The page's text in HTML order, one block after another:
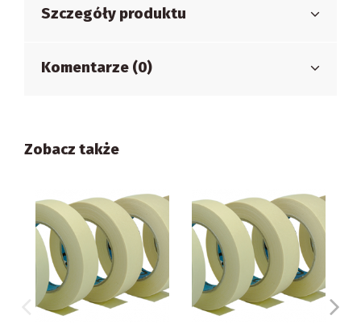
Szczegóły produktu
Komentarze (0)
Zobacz także